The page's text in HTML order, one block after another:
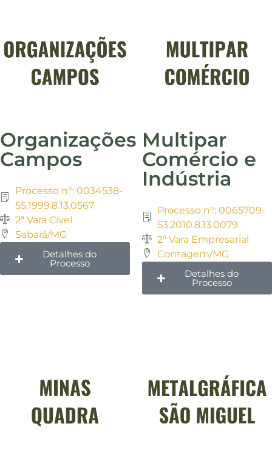
Organizações
Campos
Processo n°: 0034538-
55.1999.8.13.0567
2ª Vara Cível
Sabará/MG
Detalhes do
Processo
Multipar
Comércio e
Indústria
Processo n°: 0065709-
53.2010.8.13.0079
2ª Vara Empresarial
Contagem/MG
Detalhes do
Processo